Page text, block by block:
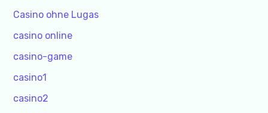
Casino ohne Lugas
casino online
casino-game
casino1
casino2